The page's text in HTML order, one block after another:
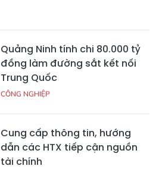
Quảng Ninh tính chi 80.000 tỷ
đồng làm đường sắt kết nối
Trung Quốc
CÔNG NGHIỆP
Cung cấp thông tin, hướng
dẫn các HTX tiếp cận nguồn
tài chính